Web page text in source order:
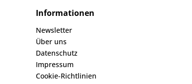
Informationen
Newsletter
Über uns
Datenschutz
Impressum
Cookie-Richtlinien